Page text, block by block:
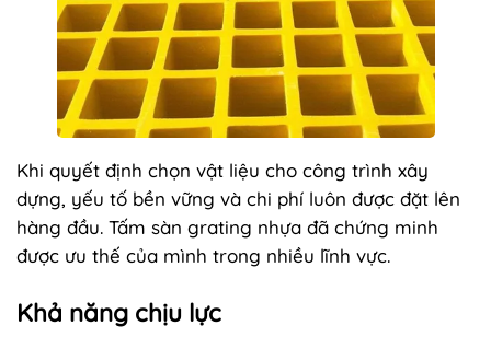
Khi quyết định chọn vật liệu cho công trình xây
dựng, yếu tố bền vững và chi phí luôn được đặt lên
hàng đầu. Tấm sàn grating nhựa đã chứng minh
được ưu thế của mình trong nhiều lĩnh vực.
Khả năng chịu lực